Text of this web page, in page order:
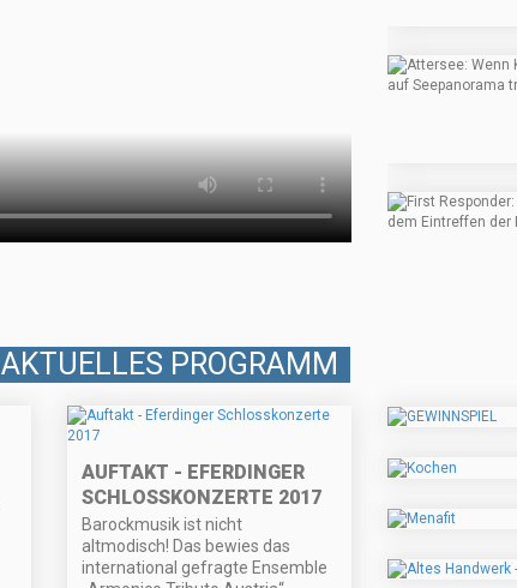
AKTUELLES PROGRAMM
AUFTAKT - EFERDINGER
SCHLOSSKONZERTE 2017
Barockmusik ist nicht
altmodisch! Das bewies das
international gefragte Ensemble